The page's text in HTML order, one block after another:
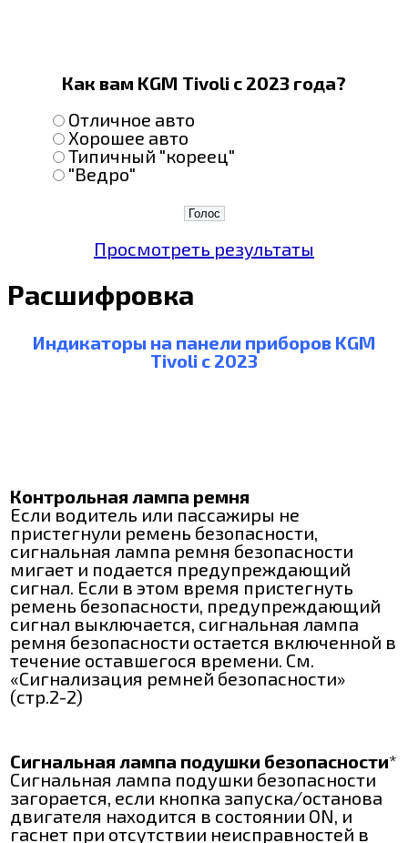
Как вам KGM Tivoli с 2023 года?
Отличное авто
Хорошее авто
Типичный "кореец"
"Ведро"
Просмотреть результаты
Расшифровка
Индикаторы на панели приборов KGM
Tivoli с 2023
Контрольная лампа ремня
Если водитель или пассажиры не
пристегнули ремень безопасности,
сигнальная лампа ремня безопасности
мигает и подается предупреждающий
сигнал. Если в этом время пристегнуть
ремень безопасности, предупреждающий
сигнал выключается, сигнальная лампа
ремня безопасности остается включенной в
течение оставшегося времени. См.
«Сигнализация ремней безопасности»
(стр.2-2)
Сигнальная лампа подушки безопасности*
Сигнальная лампа подушки безопасности
загорается, если кнопка запуска/останова
двигателя находится в состоянии ON, и
гаснет при отсутствии неисправностей в